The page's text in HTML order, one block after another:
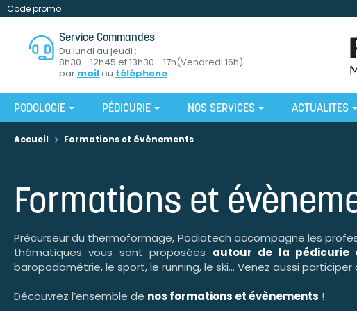
Code promo
Service Commandes
Du lundi au jeudi :
8h30 - 12h45 et 13h30 - 17h(Vendredi 16h)
par mailou téléphone
PODOLOGIE PÉDICURIE NOS SERVICES ACTUALITES
Accueil Formations et évènements
Formations et
Précurseur du thermoformage, Podiatech accompagne les
thématiques vous sont proposées autour de la pédicurie
baropodométrie, le sport, le running, le ski... Venez aussi participer
Découvrez l’ensemble de nos formations et évènements !